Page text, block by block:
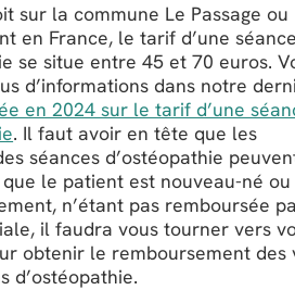
sur la commune Le Passage ou
en France, le tarif d’une
se situe entre 45 et 70 euros.
d’informations dans notre
en 2024 sur le tarif d’une
. Il faut avoir en tête que les
séances d’ostéopathie
le patient est nouveau-né ou
n’étant pas remboursée
il faudra vous tourner vers
obtenir le remboursement des
d’ostéopathie.